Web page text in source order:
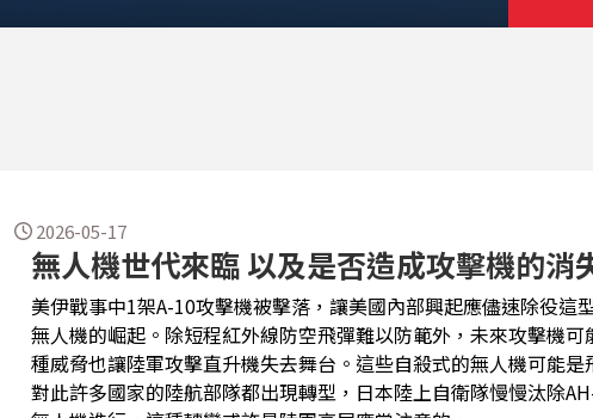
無人機世代來臨 以及是否造成攻擊機的消
美伊戰事中1架A-10攻擊機被擊落，讓美國內部興起應儘速除役這
無人機的崛起。除短程紅外線防空飛彈難以防範外，未來攻擊機
種威脅也讓陸軍攻擊直升機失去舞台。這些自殺式的無人機可能是
對此許多國家的陸航部隊都出現轉型，日本陸上自衛隊慢慢汰除
2026-05-17